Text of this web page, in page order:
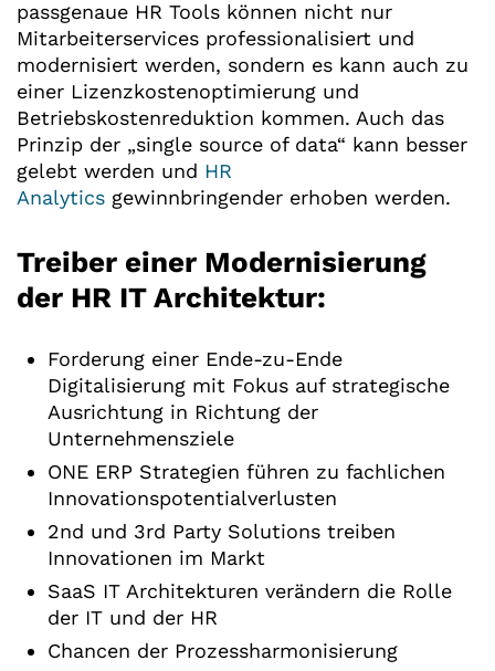
passgenaue HR Tools können nicht nur
Mitarbeiterservices professionalisiert und
modernisiert werden, sondern es kann auch zu
einer Lizenzkostenoptimierung und
Betriebskostenreduktion kommen. Auch das
Prinzip der „single source of data“ kann besser
gelebt werden und HR
Analytics gewinnbringender erhoben werden.
Treiber einer Modernisierung
der HR IT Architektur:
Forderung einer Ende-zu-Ende
Digitalisierung mit Fokus auf strategische
Ausrichtung in Richtung der
Unternehmensziele
ONE ERP Strategien führen zu fachlichen
Innovationspotentialverlusten
2nd und 3rd Party Solutions treiben
Innovationen im Markt
SaaS IT Architekturen verändern die Rolle
der IT und der HR
Chancen der Prozessharmonisierung